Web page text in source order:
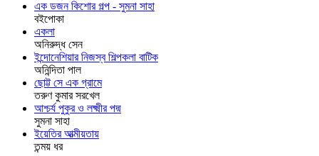
এক ডজন কিশোর গল্প - সুমনা সাহা
বইপোকা
একলা
অনিরুদ্ধ সেন
ইন্দোনেশিয়ার নিজস্ব শিল্পকলা বাটিক
অনিন্দিতা পাল
ছোট্ট সে এক গ্রামে
তরুণ কুমার সরখেল
আশ্চর্য পুকুর ও লক্ষ্মীর পদ্ম
সুমনা সাহা
ইয়েতির আত্মীয়তায়
তন্ময় ধর